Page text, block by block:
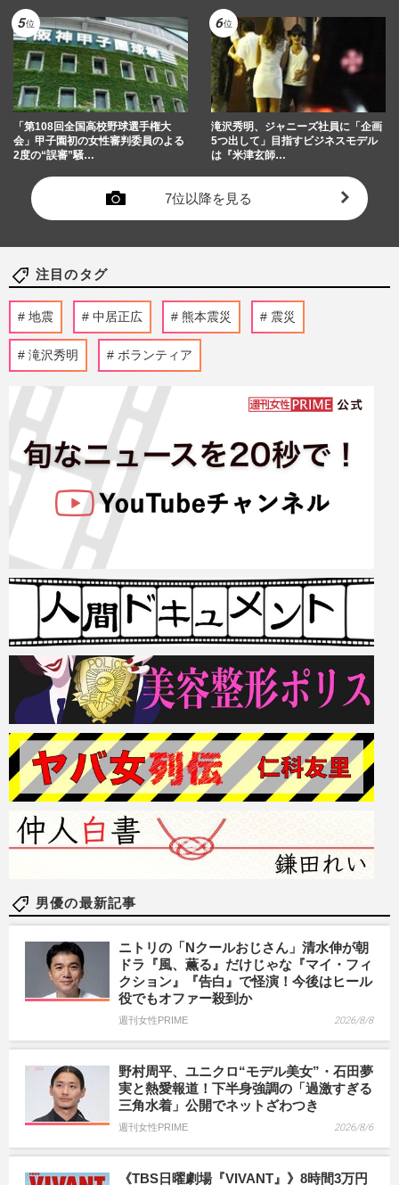
「第108回全国高校野球選手権大
会」甲子園初の女性審判委員のよる
2度の“誤審”騒…
滝沢秀明、ジャニーズ社員に「企画
5つ出して」目指すビジネスモデル
は『米津玄師…
7位以降を見る
注目のタグ
地震 中居正広 熊本震災 震災
滝沢秀明 ボランティア
男優の最新記事
ニトリの「Nクールおじさん」清水伸が朝
ドラ『風、薫る』だけじゃな『マイ・フィ
クション』『告白』で怪演！今後はヒール
役でもオファー殺到か
週刊女性PRIME 2026/8/8
野村周平、ユニクロ“モデル美女”・石田夢
実と熱愛報道！下半身強調の「過激すぎる
三角水着」公開でネットざわつき
週刊女性PRIME 2026/8/6
《TBS日曜劇場『VIVANT』》8時間3万円